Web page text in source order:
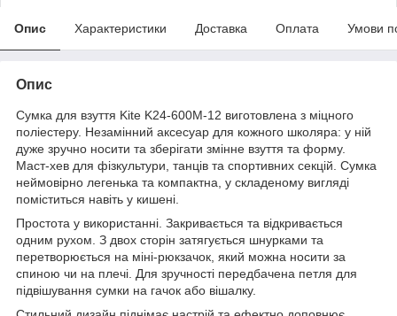
Опис Характеристики Доставка Оплата Умови
Опис
Сумка для взуття Kite K24-600M-12 виготовлена з міцного
поліестеру. Незамінний аксесуар для кожного школяра: у ній
дуже зручно носити та зберігати змінне взуття та форму.
Маст-хев для фізкультури, танців та спортивних секцій. Сумка
неймовірно легенька та компактна, у складеному вигляді
поміститься навіть у кишені.
Простота у використанні. Закривається та відкривається
одним рухом. З двох сторін затягується шнурками та
перетворюється на міні-рюкзачок, який можна носити за
спиною чи на плечі. Для зручності передбачена петля для
підвішування сумки на гачок або вішалку.